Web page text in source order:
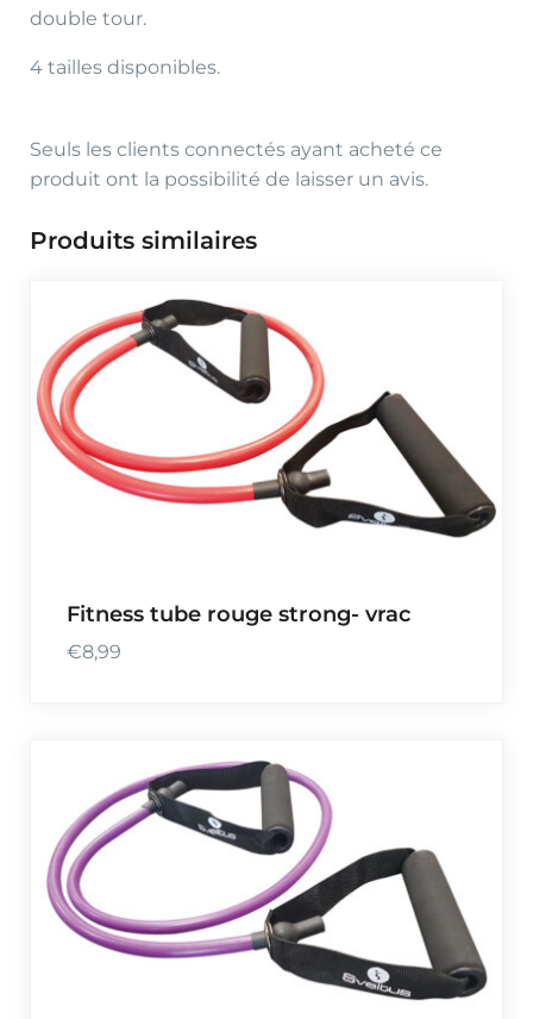
double tour.
4 tailles disponibles.
Seuls les clients connectés ayant acheté ce
produit ont la possibilité de laisser un avis.
Produits similaires
Fitness tube rouge strong- vrac
€8,99